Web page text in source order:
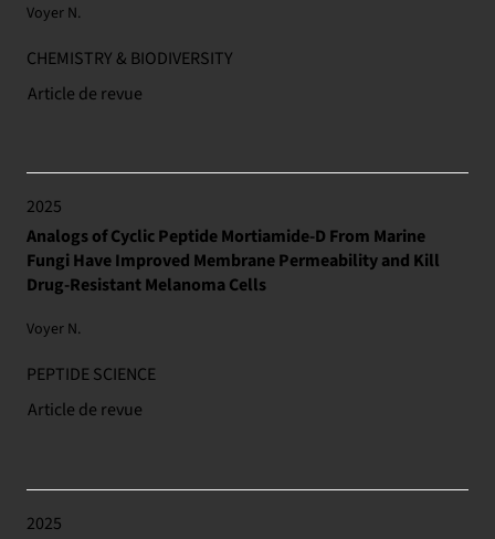
Voyer N.
CHEMISTRY & BIODIVERSITY
Article de revue
2025
Analogs of Cyclic Peptide Mortiamide-D From Marine
Fungi Have Improved Membrane Permeability and Kill
Drug-Resistant Melanoma Cells
Voyer N.
PEPTIDE SCIENCE
Article de revue
2025